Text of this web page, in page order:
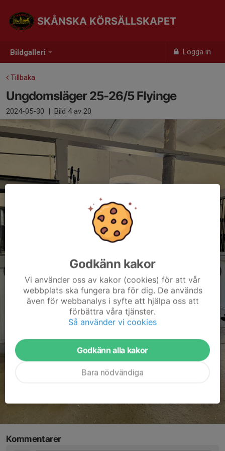
Bildgalleri Logga in
SKÅNSKA KÖRSÄLLSKAPET
Tillbaka
Ungdomsläger 25-26/5 Flyinge
2024-05-30 | Bild 4av 20
Kommentarer
Godkänn kakor
Vi använder oss av kakor (cookies) för att vår
webbplats ska fungera bra för dig. De används
även för webbanalys i syfte att hjälpa oss att
förbättra våra tjänster.
Så använder vi cookies
Godkänn alla kakor
Bara nödvändiga